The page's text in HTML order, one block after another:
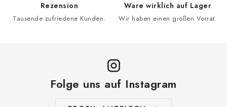
Rezension
Tausende zufriedene Kunden.
Ware wirklich auf Lager
Wir haben einen großen Vorrat.
Folge uns auf Instagram